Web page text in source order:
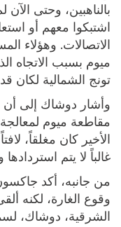
بالناهبين، وحتى
اشتبكوا معهم أو
الاتصالات. وهؤلاء
ميوم بسبب الاتجاه
تونج الشمالية لكان
وأشار دوشاك إلى أن
مقاطعة ميوم
الأخير كان مغلقاً،
غالباً لا يتم
من جانبه، أكد
وقوع الغارة، لكنه
الشرقية، دوشاك،